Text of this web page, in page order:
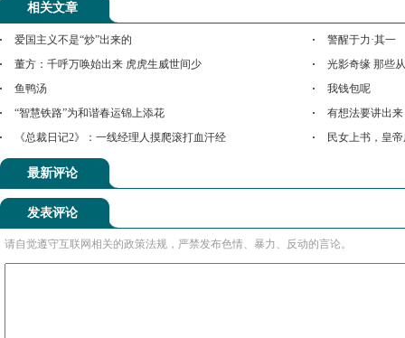
相关文章
爱国主义不是“炒”出来的
警醒于力·其一
董方：千呼万唤始出来 虎虎生威世间少
光影奇缘 那些
鱼鸭汤
我钱包呢
“智慧铁路”为和谐春运锦上添花
有想法要讲出来
《总裁日记2》：一线经理人摸爬滚打血汗经
民女上书，皇
最新评论
发表评论
请自觉遵守互联网相关的政策法规，严禁发布色情、暴力、反动的言论。